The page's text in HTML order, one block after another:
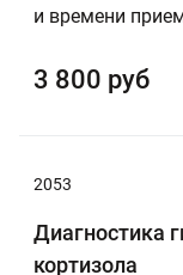
и времени
3 800 руб
2053
Диагностика
кортизола